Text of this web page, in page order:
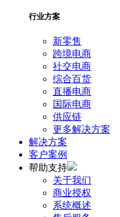
行业方案
新零售
跨境电商
社交电商
综合百货
直播电商
国际电商
供应链
更多解决方案
解决方案
客户案例
帮助支持
关于我们
商业授权
系统概述